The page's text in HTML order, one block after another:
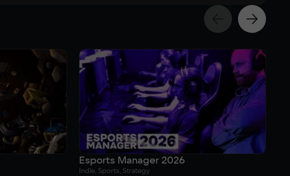
Esports Manager 2026
Indie, Sports, Strategy